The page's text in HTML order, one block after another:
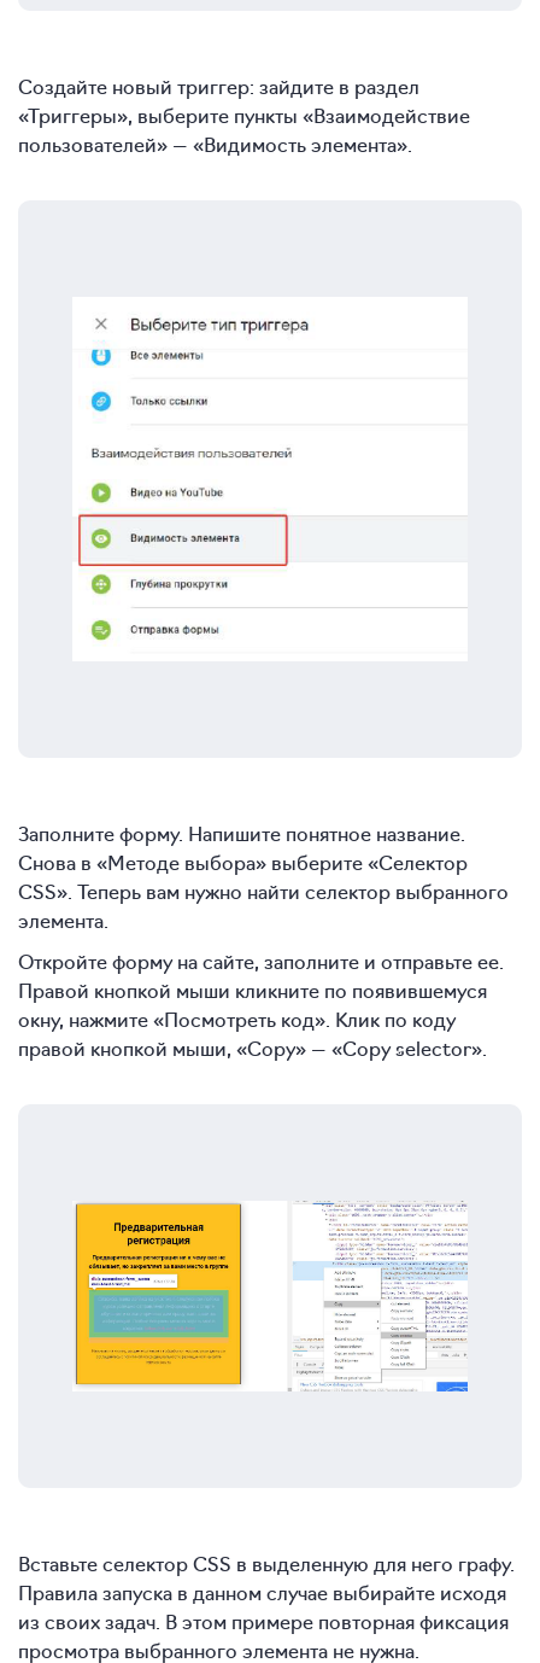
Создайте новый триггер: зайдите в раздел
«Триггеры», выберите пункты «Взаимодействие
пользователей» — «Видимость элемента».
Заполните форму. Напишите понятное название.
Снова в «Методе выбора» выберите «Селектор
СSS». Теперь вам нужно найти селектор выбранного
элемента.
Откройте форму на сайте, заполните и отправьте ее.
Правой кнопкой мыши кликните по появившемуся
окну, нажмите «Посмотреть код». Клик по коду
правой кнопкой мыши, «Copy» — «Copy selector».
Вставьте селектор CSS в выделенную для него графу.
Правила запуска в данном случае выбирайте исходя
из своих задач. В этом примере повторная фиксация
просмотра выбранного элемента не нужна.